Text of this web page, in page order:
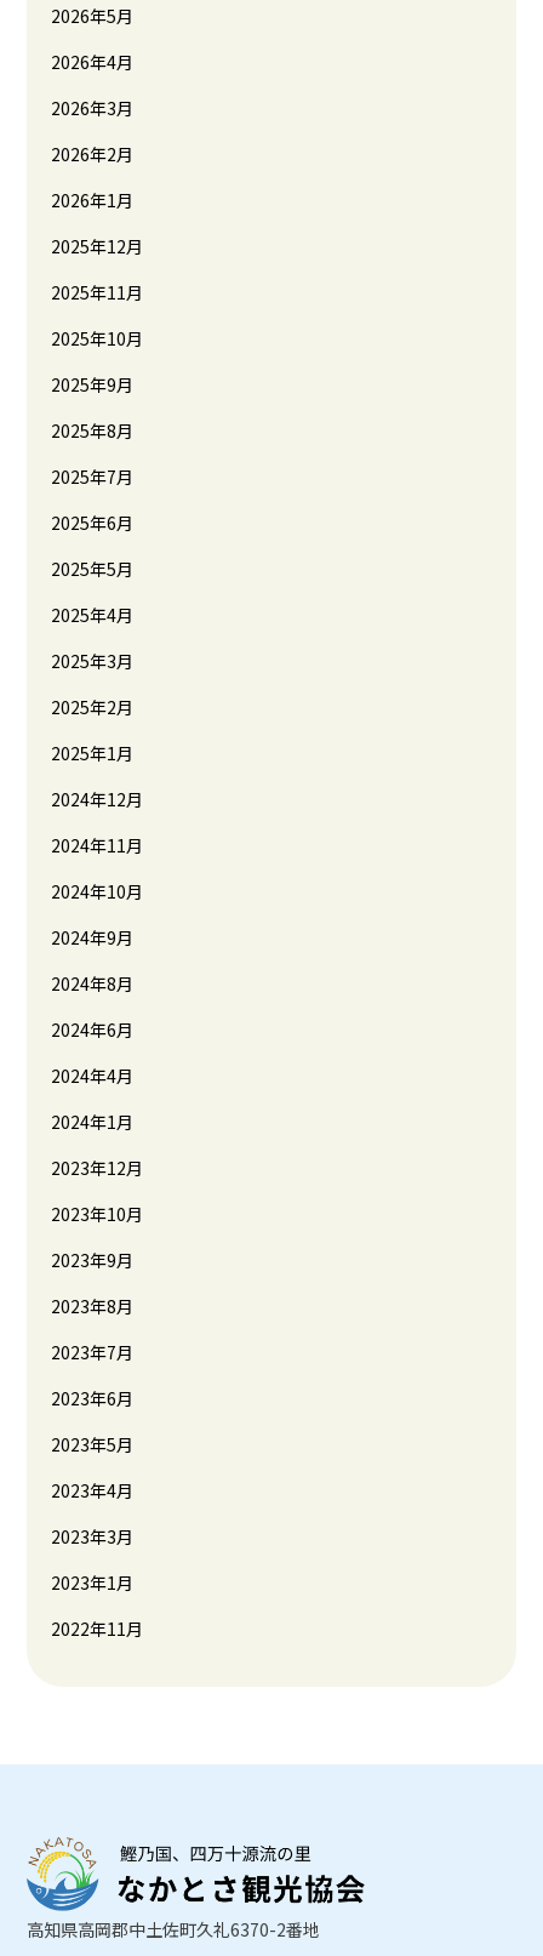
2026年5月
2026年4月
2026年3月
2026年2月
2026年1月
2025年12月
2025年11月
2025年10月
2025年9月
2025年8月
2025年7月
2025年6月
2025年5月
2025年4月
2025年3月
2025年2月
2025年1月
2024年12月
2024年11月
2024年10月
2024年9月
2024年8月
2024年6月
2024年4月
2024年1月
2023年12月
2023年10月
2023年9月
2023年8月
2023年7月
2023年6月
2023年5月
2023年4月
2023年3月
2023年1月
2022年11月
高知県高岡郡中土佐町久礼6370-2番地